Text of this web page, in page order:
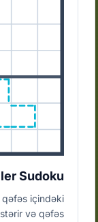
Sudoku
içindəki
və qəfəs